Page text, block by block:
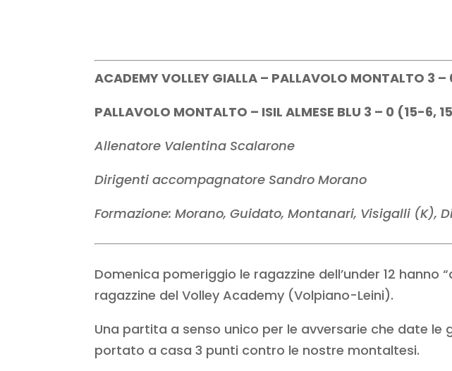
ACADEMY VOLLEY GIALLA – PALLAVOLO MONTALTO 3
PALLAVOLO MONTALTO – ISIL ALMESE BLU 3 – 0 (15-6,
Allenatore Valentina Scalarone
Dirigenti accompagnatore Sandro Morano
Formazione: Morano, Guidato, Montanari, Visigalli (K),
Domenica pomeriggio le ragazzine dell’under 12
ragazzine del Volley Academy (Volpiano-Leini).
Una partita a senso unico per le avversarie che date le
portato a casa 3 punti contro le nostre montaltesi.